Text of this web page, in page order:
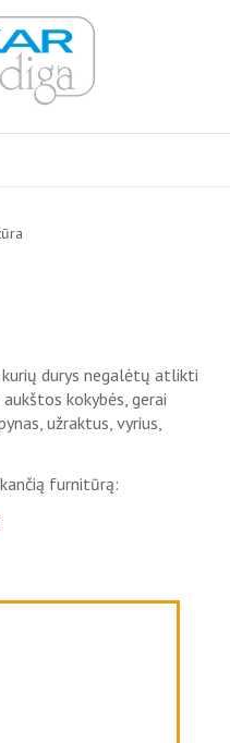
durys negalėtų atlikti
kokybės, gerai
užraktus, vyrius,
furnitūrą: